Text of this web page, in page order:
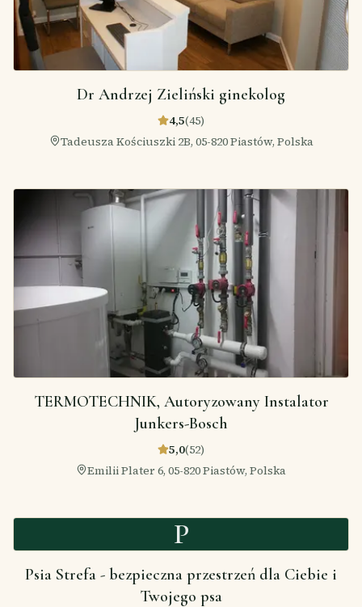
Dr Andrzej Zieliński ginekolog
4,5(45)
Tadeusza Kościuszki 2B, 05-820 Piastów, Polska
TERMOTECHNIK, Autoryzowany Instalator
Junkers-Bosch
5,0(52)
Emilii Plater 6, 05-820 Piastów, Polska
P
Psia Strefa - bezpieczna przestrzeń dla Ciebie i
Twojego psa